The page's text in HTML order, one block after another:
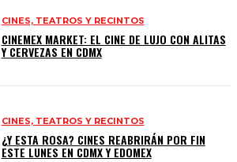
CINES, TEATROS Y RECINTOS
CINEMEX MARKET: EL CINE DE LUJO CON ALITAS
Y CERVEZAS EN CDMX
CINES, TEATROS Y RECINTOS
¿Y ESTA ROSA? CINES REABRIRÁN POR FIN
ESTE LUNES EN CDMX Y EDOMEX